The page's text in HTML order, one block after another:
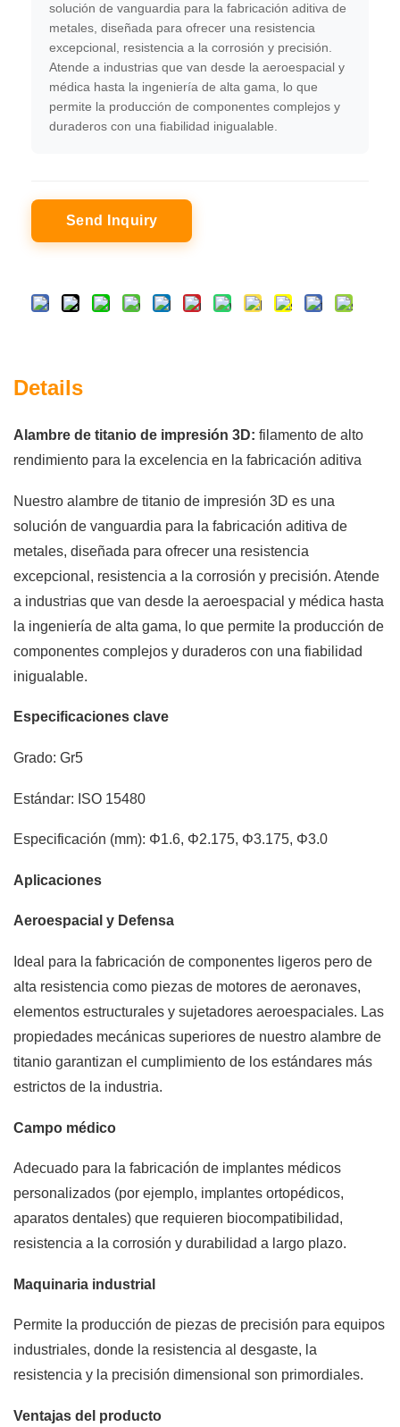
solución de vanguardia para la fabricación aditiva de
metales, diseñada para ofrecer una resistencia
excepcional, resistencia a la corrosión y precisión.
Atende a industrias que van desde la aeroespacial y
médica hasta la ingeniería de alta gama, lo que
permite la producción de componentes complejos y
duraderos con una fiabilidad inigualable.
Send Inquiry
Details
Alambre de titanio de impresión 3D: filamento de alto
rendimiento para la excelencia en la fabricación aditiva
Nuestro alambre de titanio de impresión 3D es una
solución de vanguardia para la fabricación aditiva de
metales, diseñada para ofrecer una resistencia
excepcional, resistencia a la corrosión y precisión. Atende
a industrias que van desde la aeroespacial y médica hasta
la ingeniería de alta gama, lo que permite la producción de
componentes complejos y duraderos con una fiabilidad
inigualable.
Especificaciones clave
Grado: Gr5
Estándar: ISO 15480
Especificación (mm): Φ1.6, Φ2.175, Φ3.175, Φ3.0
Aplicaciones
Aeroespacial y Defensa
Ideal para la fabricación de componentes ligeros pero de
alta resistencia como piezas de motores de aeronaves,
elementos estructurales y sujetadores aeroespaciales. Las
propiedades mecánicas superiores de nuestro alambre de
titanio garantizan el cumplimiento de los estándares más
estrictos de la industria.
Campo médico
Adecuado para la fabricación de implantes médicos
personalizados (por ejemplo, implantes ortopédicos,
aparatos dentales) que requieren biocompatibilidad,
resistencia a la corrosión y durabilidad a largo plazo.
Maquinaria industrial
Permite la producción de piezas de precisión para equipos
industriales, donde la resistencia al desgaste, la
resistencia y la precisión dimensional son primordiales.
Ventajas del producto